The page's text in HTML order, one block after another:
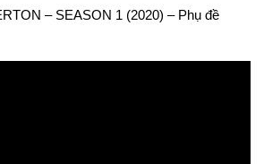
– SEASON 1 (2020) – Phụ đề